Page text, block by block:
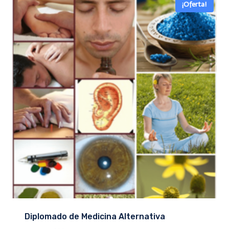
¡Oferta!
Diplomado de Medicina Alternativa